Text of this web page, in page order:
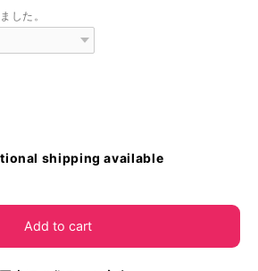
した。
shipping available
Add to cart